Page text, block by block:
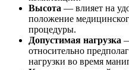
Высота — влияет на
положение
процедуры.
Допустимая нагрузка
относительно
нагрузки во время